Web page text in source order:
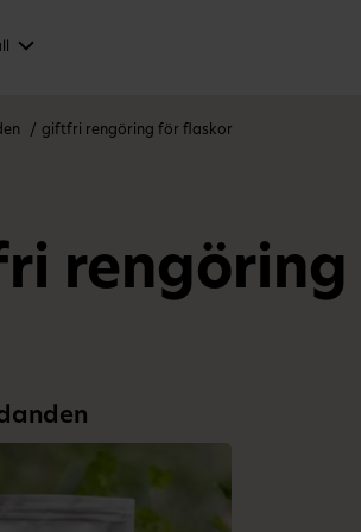
giftfri rengöring för flaskor
rengöring